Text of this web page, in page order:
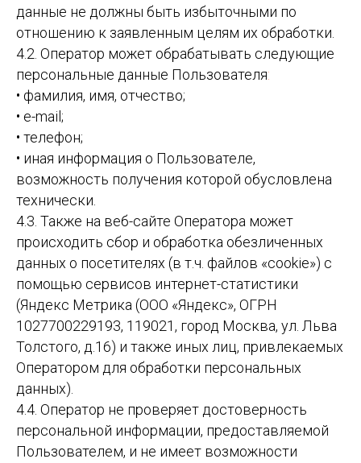
данные не должны быть избыточными по
отношению к заявленным целям их обработки.
4.2. Оператор может обрабатывать следующие
персональные данные Пользователя:
• фамилия, имя, отчество;
• e-mail;
• телефон;
• иная информация о Пользователе,
возможность получения которой обусловлена
технически.
4.3. Также на веб-сайте Оператора может
происходить сбор и обработка обезличенных
данных о посетителях (в т.ч. файлов «cookie») с
помощью сервисов интернет-статистики
(Яндекс Метрика (ООО «Яндекс», ОГРН
1027700229193, 119021, город Москва, ул. Льва
Толстого, д.16) и также иных лиц, привлекаемых
Оператором для обработки персональных
данных).
4.4. Оператор не проверяет достоверность
персональной информации, предоставляемой
Пользователем, и не имеет возможности